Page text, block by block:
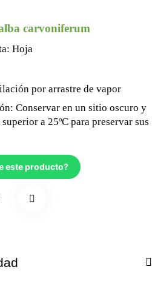
carvoniferum
Hoja
por arrastre de vapor
Conservar en un sitio oscuro y
a 25ºC para preservar sus
este producto?